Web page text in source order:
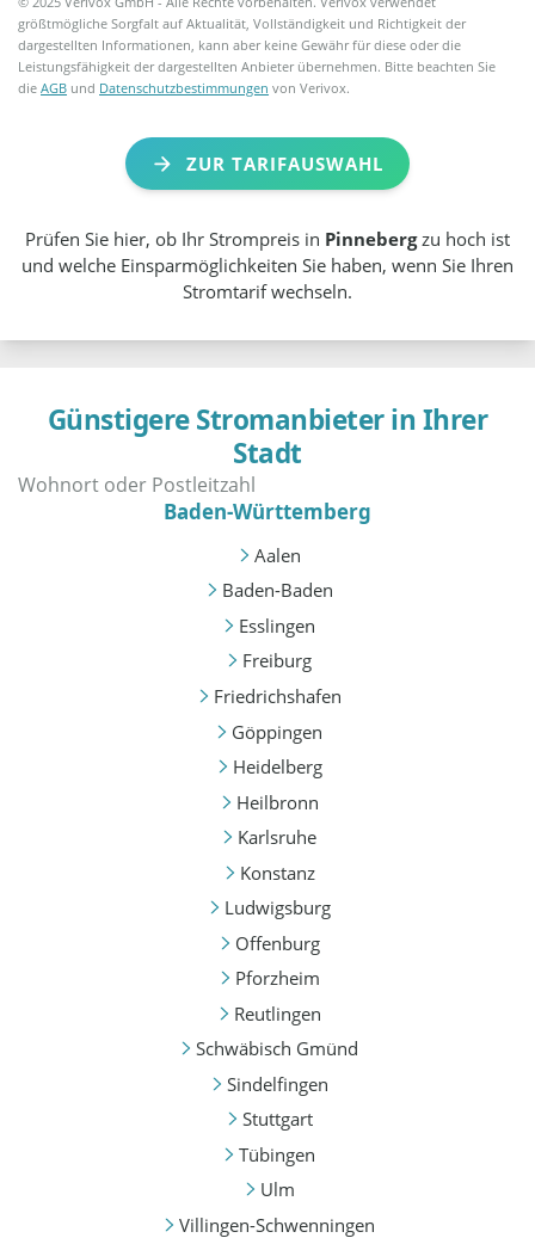
größtmögliche Sorgfalt auf Aktualität, Vollständigkeit und Richtigkeit der
dargestellten Informationen, kann aber keine Gewähr für diese oder die
Leistungsfähigkeit der dargestellten Anbieter übernehmen. Bitte beachten Sie
dieAGB und Datenschutzbestimmungen von Verivox.
ZUR TARIFAUSWAHL
Prüfen Sie hier, ob Ihr Strompreis in Pinnebergzu hoch ist
und welche Einsparmöglichkeiten Sie haben, wenn Sie Ihren
Stromtarif wechseln.
Günstigere Stromanbieter in Ihrer
Stadt
Baden-Württemberg
Aalen
Baden-Baden
Esslingen
Freiburg
Friedrichshafen
Göppingen
Heidelberg
Heilbronn
Karlsruhe
Konstanz
Ludwigsburg
Offenburg
Pforzheim
Reutlingen
Schwäbisch Gmünd
Sindelfingen
Stuttgart
Tübingen
Ulm
Villingen-Schwenningen